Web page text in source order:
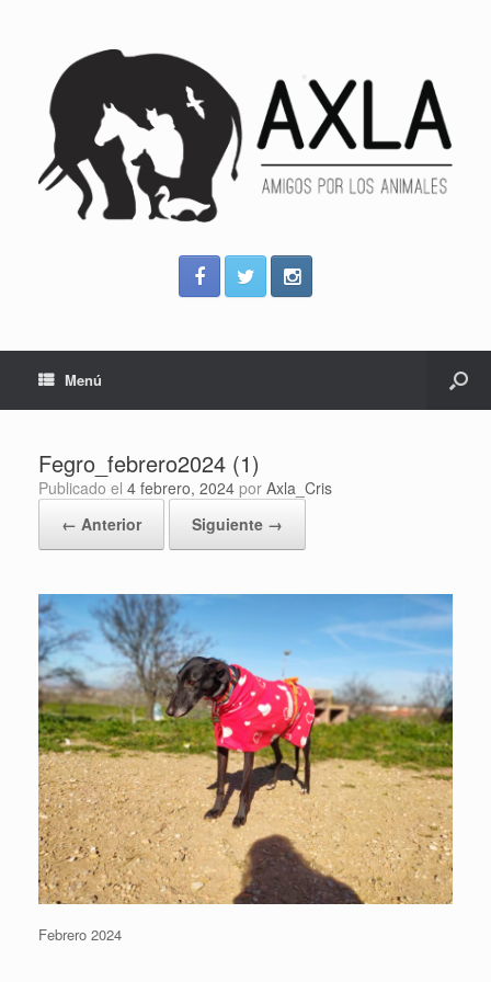
Menú
Fegro_febrero2024 (1)
Publicado el 4 febrero, 2024 por Axla_Cris
← Anterior
Siguiente →
Febrero 2024